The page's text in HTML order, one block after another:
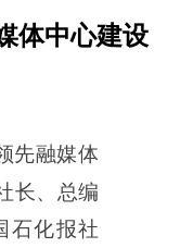
体中心建设
先融媒体
长、总编
石化报社